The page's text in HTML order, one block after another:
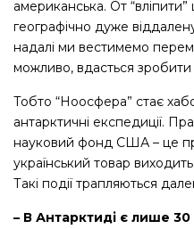
американська. От “вліпити”
географічно дуже
надалі ми вестимемо
можливо, вдасться зробити
Тобто “Ноосфера” стає
антарктичні експедиції.
науковий фонд США – це
український товар
Такі події трапляються
– В Антарктиді є лише 30